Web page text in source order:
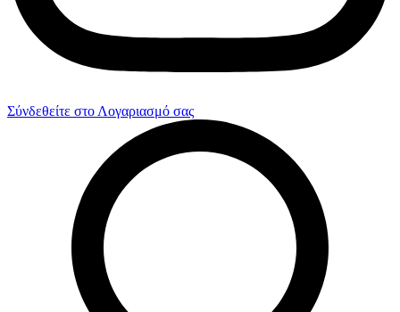
Σύνδεθείτε στο Λογαριασμό σας